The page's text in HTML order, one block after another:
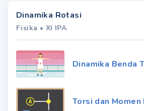
Dinamika Rotasi
Fisika • XI IPA
Dinamika Benda
Torsi dan Momen